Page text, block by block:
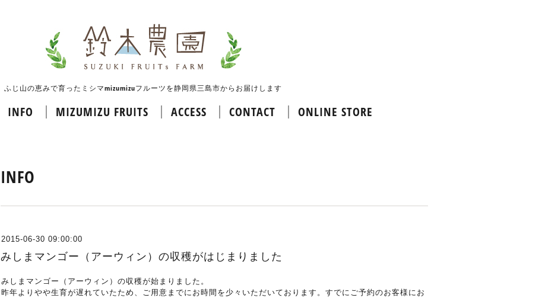
ふじ山の恵みで育ったミシマmizumizuフルーツを静岡県三島市からお届けします
INFO MIZUMIZU FRUITS ACCESS CONTACT ONLINE STORE
INFO
2015-06-30 09:00:00
みしまマンゴー（アーウィン）の収穫がはじまりました
みしまマンゴー（アーウィン）の収穫が始まりました。
昨年よりやや生育が遅れていたため、ご用意までにお時間を少々いただいております。すでにご予約のお客様にお